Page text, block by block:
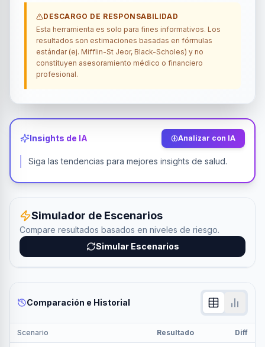
DESCARGO DE RESPONSABILIDAD
Esta herramienta es solo para fines informativos. Los
resultados son estimaciones basadas en fórmulas
estándar (ej. Mifflin-St Jeor, Black-Scholes) y no
constituyen asesoramiento médico o financiero
profesional.
Insights de IA Analizar con IA
Siga las tendencias para mejores insights de salud.
Simulador de Escenarios
Compare resultados basados en niveles de riesgo.
Simular Escenarios
Comparación e Historial
Scenario Resultado Diff